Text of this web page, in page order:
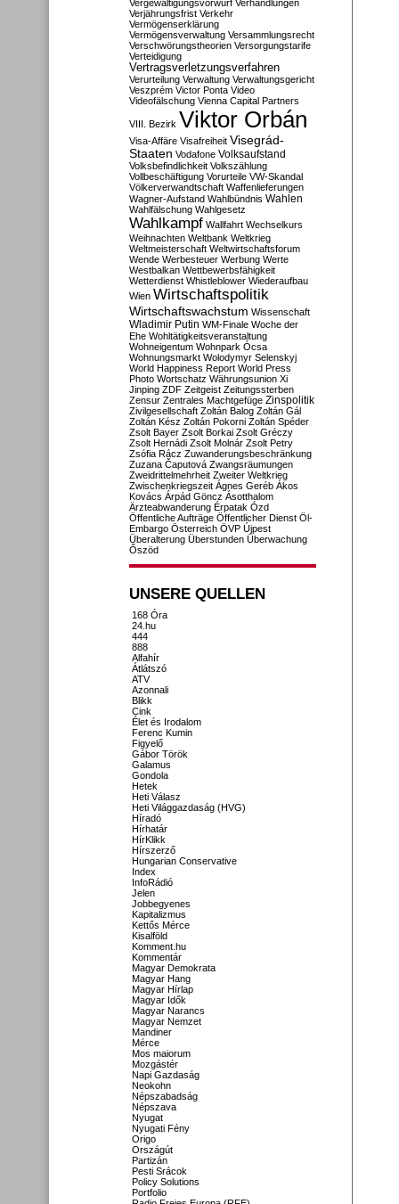
Vergewaltigungsvorwurf Verhandlungen
Verjährungsfrist Verkehr
Vermögenserklärung
Vermögensverwaltung Versammlungsrecht
Verschwörungstheorien Versorgungstarife
Verteidigung
Vertragsverletzungsverfahren
Verurteilung Verwaltung Verwaltungsgericht
Veszprém Victor Ponta Video
Videofälschung Vienna Capital Partners
VIII. Bezirk Viktor Orbán
Visa-Affäre Visafreiheit Visegrád-
Staaten Vodafone Volksaufstand
Volksbefindlichkeit Volkszählung
Vollbeschäftigung Vorurteile VW-Skandal
Völkerverwandtschaft Waffenlieferungen
Wagner-Aufstand Wahlbündnis Wahlen
Wahlfälschung Wahlgesetz
Wahlkampf Wallfahrt Wechselkurs
Weihnachten Weltbank Weltkrieg
Weltmeisterschaft Weltwirtschaftsforum
Wende Werbesteuer Werbung Werte
Westbalkan Wettbewerbsfähigkeit
Wetterdienst Whistleblower Wiederaufbau
Wien Wirtschaftspolitik
Wirtschaftswachstum Wissenschaft
Wladimir Putin WM-Finale Woche der
Ehe Wohltätigkeitsveranstaltung
Wohneigentum Wohnpark Ócsa
Wohnungsmarkt Wolodymyr Selenskyj
World Happiness Report World Press
Photo Wortschatz Währungsunion Xi
Jinping ZDF Zeitgeist Zeitungssterben
Zensur Zentrales Machtgefüge Zinspolitik
Zivilgesellschaft Zoltán Balog Zoltán Gál
Zoltán Kész Zoltán Pokorni Zoltán Spéder
Zsolt Bayer Zsolt Borkai Zsolt Gréczy
Zsolt Hernádi Zsolt Molnár Zsolt Petry
Zsófia Rácz Zuwanderungsbeschränkung
Zuzana Čaputová Zwangsräumungen
Zweidrittelmehrheit Zweiter Weltkrieg
Zwischenkriegszeit Ágnes Geréb Ákos
Kovács Árpád Göncz Ásotthalom
Ärzteabwanderung Érpatak Ózd
Öffentliche Aufträge Öffentlicher Dienst Öl-
Embargo Österreich ÖVP Újpest
Überalterung Überstunden Überwachung
Őszöd
UNSERE QUELLEN
168 Óra
24.hu
444
888
Alfahír
Átlátszó
ATV
Azonnali
Blikk
Cink
Élet és Irodalom
Ferenc Kumin
Figyelő
Gábor Török
Galamus
Gondola
Hetek
Heti Válasz
Heti Világgazdaság (HVG)
Híradó
Hírhatár
HírKlikk
Hírszerző
Hungarian Conservative
Index
InfoRádió
Jelen
Jobbegyenes
Kapitalizmus
Kettős Mérce
Kisalföld
Komment.hu
Kommentár
Magyar Demokrata
Magyar Hang
Magyar Hírlap
Magyar Idők
Magyar Narancs
Magyar Nemzet
Mandiner
Mérce
Mos maiorum
Mozgástér
Napi Gazdaság
Neokohn
Népszabadság
Népszava
Nyugat
Nyugati Fény
Origo
Országút
Partizán
Pesti Srácok
Policy Solutions
Portfolio